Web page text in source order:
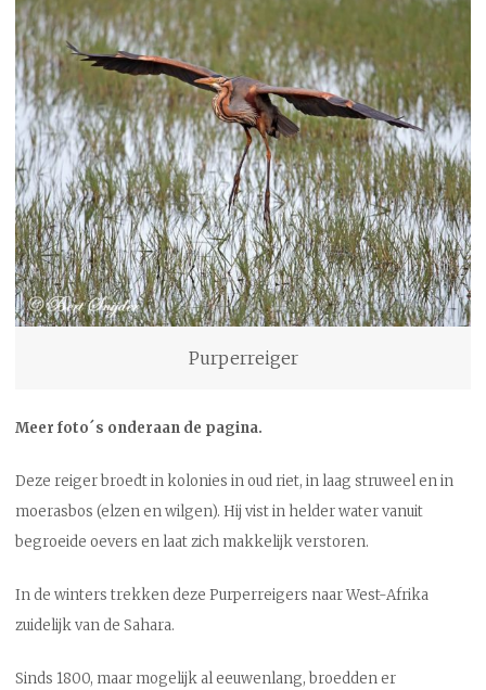
Purperreiger
Meer foto´s onderaan de pagina.
Deze reiger broedt in kolonies in oud riet, in laag struweel en in
moerasbos (elzen en wilgen). Hij vist in helder water vanuit
begroeide oevers en laat zich makkelijk verstoren.
In de winters trekken deze Purperreigers naar West-Afrika
zuidelijk van de Sahara.
Sinds 1800, maar mogelijk al eeuwenlang, broedden er